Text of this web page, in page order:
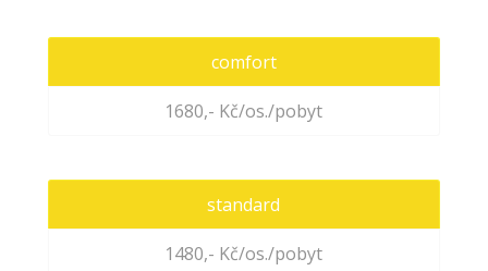
comfort
1680,- Kč/os./pobyt
standard
1480,- Kč/os./pobyt